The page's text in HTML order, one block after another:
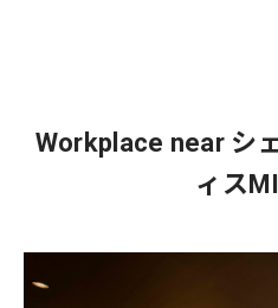
Workplace near シ
ィス